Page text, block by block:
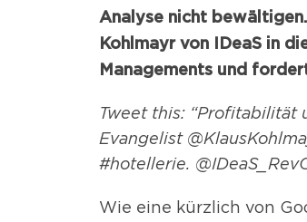
Analyse nicht
Kohlmayr von IDeaS in
Managements und
Tweet this: “Profitabilität
Evangelist
#hotellerie.
Wie eine kürzlich von